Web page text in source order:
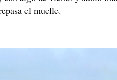
el muelle.